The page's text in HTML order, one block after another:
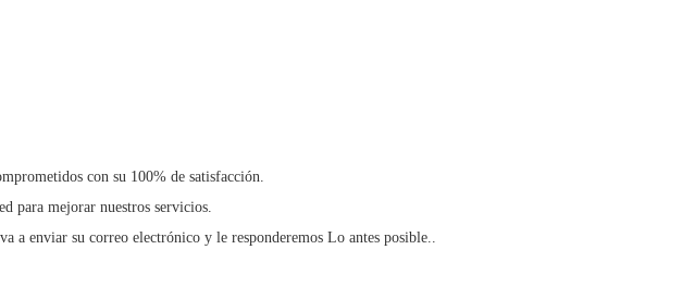
con su 100% de satisfacción.
para mejorar nuestros servicios.
a enviar su correo electrónico y le responderemos Lo antes posible..